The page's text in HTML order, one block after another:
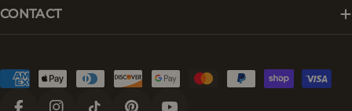
CONTACT
Modes